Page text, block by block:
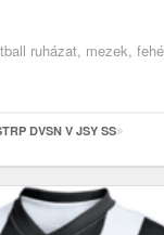
ruházat, mezek,
DVSN V JSY SS